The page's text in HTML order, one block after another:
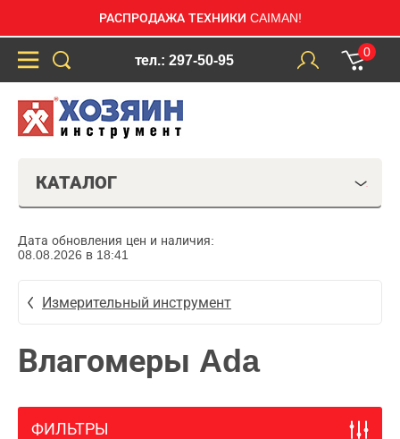
РАСПРОДАЖА ТЕХНИКИ CAIMAN!
тел.: 297-50-95
0
КАТАЛОГ
Дата обновления цен и наличия:
08.08.2026 в 18:41
Измерительный инструмент
Влагомеры Ada
ФИЛЬТРЫ